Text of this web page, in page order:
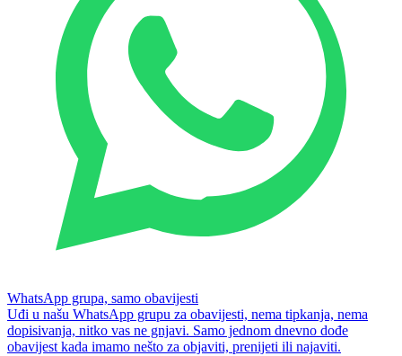
WhatsApp grupa, samo obavijesti
Uđi u našu WhatsApp grupu za obavijesti, nema tipkanja, nema
dopisivanja, nitko vas ne gnjavi. Samo jednom dnevno dođe
obavijest kada imamo nešto za objaviti, prenijeti ili najaviti.